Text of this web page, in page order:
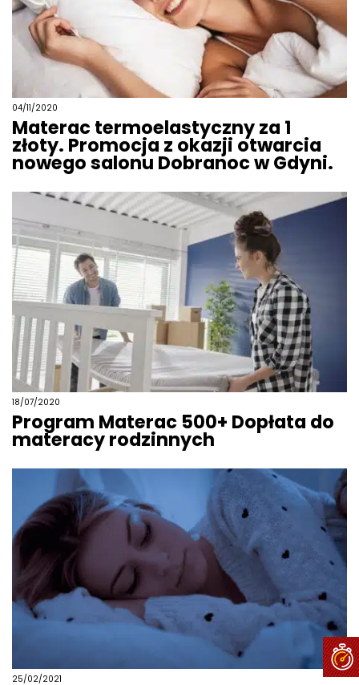
04/11/2020
Materac termoelastyczny za 1
złoty. Promocja z okazji otwarcia
nowego salonu Dobranoc w Gdyni.
18/07/2020
Program Materac 500+ Dopłata do
materacy rodzinnych
25/02/2021